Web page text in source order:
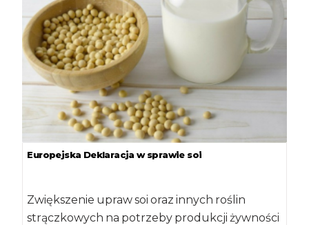
Europejska Deklaracja w sprawie soi
Zwiększenie upraw soi oraz innych roślin
strączkowych na potrzeby produkcji żywności